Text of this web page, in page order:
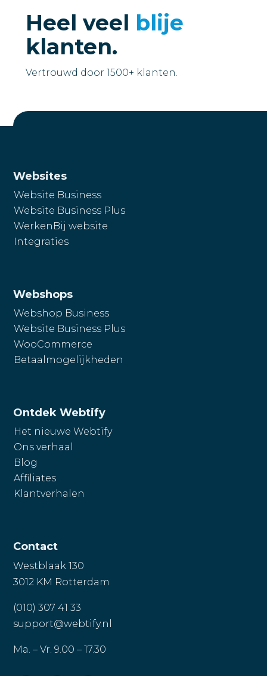
Heel veel blije
klanten.
Vertrouwd door 1500+ klanten.
Websites
Website Business
Website Business Plus
WerkenBij website
Integraties
Webshops
Webshop Business
Website Business Plus
WooCommerce
Betaalmogelijkheden
Ontdek Webtify
Het nieuwe Webtify
Ons verhaal
Blog
Affiliates
Klantverhalen
Contact
Westblaak 130
3012 KM Rotterdam
(010) 307 41 33
support@webtify.nl
Ma. – Vr. 9.00 – 17.30